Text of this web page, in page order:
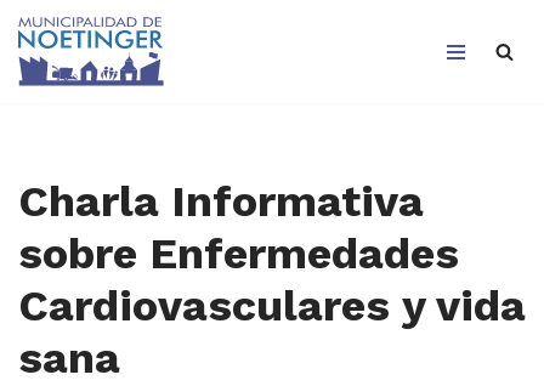
Saltar
Charla Informativa
sobre Enfermedades
Cardiovasculares y vida
sana